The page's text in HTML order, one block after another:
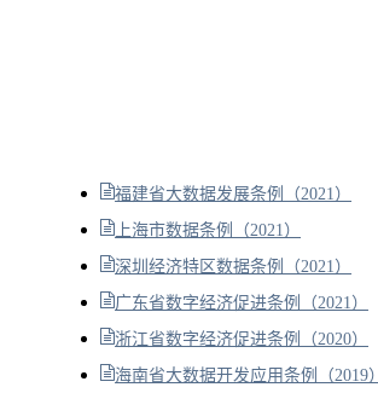
福建省大数据发展条例（2021）
上海市数据条例（2021）
深圳经济特区数据条例（2021）
广东省数字经济促进条例（2021）
浙江省数字经济促进条例（2020）
海南省大数据开发应用条例（2019）